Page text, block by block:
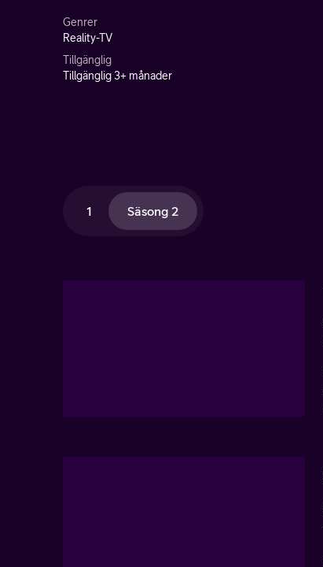
Genrer
Reality-TV
Tillgänglig
Tillgänglig 3+ månader
1 Säsong 2